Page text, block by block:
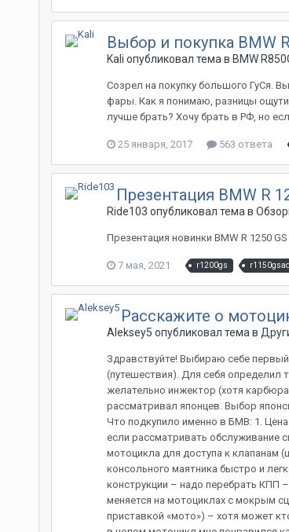
Выбор и покупка BMW
Kali опубликовал тема в BMW
Созрел на покупку большого ГуСя.
фары. Как я понимаю, разницы
лучше брать? Хочу брать в РФ, но
25 января, 2017 563 ответа
Презентация BMW R
Ride103 опубликовал тема в
Презентация новинки BMW R 1250
7 мая, 2021 r1200gs
Расскажите о
Aleksey5 опубликовал тема в
Здравствуйте! Выбираю себе
(путешествия). Для себя определил
желательно инжектор (хотя
рассматривал японцев. Выбор
Что подкупило именно в БМВ: 1.
если рассматривать обслуживание
мотоцикла для доступа к клапанам
консольного маятника быстро и
конструкции – надо перебрать КПП
меняется на мотоциклах с мокрым
приставкой «мото») – хотя может